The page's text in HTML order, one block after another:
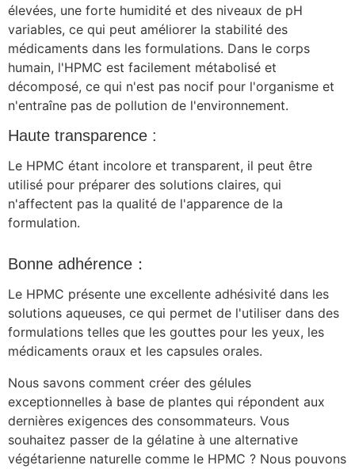
élevées, une forte humidité et des niveaux de pH
variables, ce qui peut améliorer la stabilité des
médicaments dans les formulations. Dans le corps
humain, l'HPMC est facilement métabolisé et
décomposé, ce qui n'est pas nocif pour l'organisme et
n'entraîne pas de pollution de l'environnement.
Haute transparence :
Le HPMC étant incolore et transparent, il peut être
utilisé pour préparer des solutions claires, qui
n'affectent pas la qualité de l'apparence de la
formulation.
Bonne adhérence：
Le HPMC présente une excellente adhésivité dans les
solutions aqueuses, ce qui permet de l'utiliser dans des
formulations telles que les gouttes pour les yeux, les
médicaments oraux et les capsules orales.
Nous savons comment créer des gélules
exceptionnelles à base de plantes qui répondent aux
dernières exigences des consommateurs. Vous
souhaitez passer de la gélatine à une alternative
végétarienne naturelle comme le HPMC ? Nous pouvons